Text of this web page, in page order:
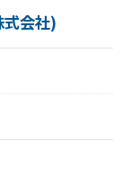
会社)